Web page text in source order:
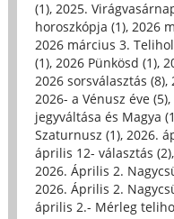
(1), 2025.
horoszkópja (1), 2026
2026 március 3.
(1), 2026 Pünkösd (1),
2026 sorsválasztás (8),
2026- a Vénusz éve (5),
jegyváltása és Magya
Szaturnusz (1), 2026.
április 12- választás (2),
2026. Április 2.
2026. Április 2.
április 2.- Mérleg